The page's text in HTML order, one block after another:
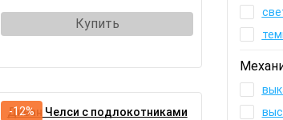
Купить
Диван Челси с подлокотниками
-12%